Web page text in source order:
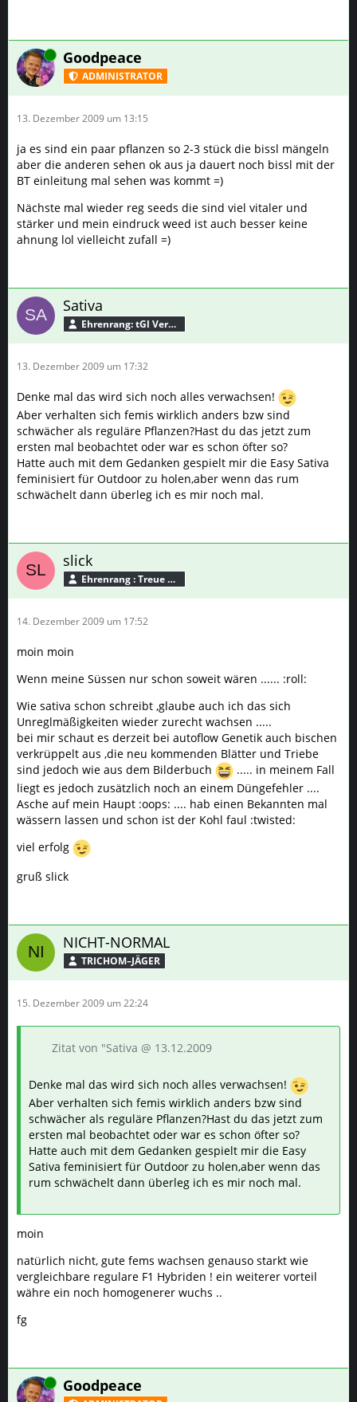
Online Goodpeace
ADMINISTRATOR
13. Dezember 2009 um 13:15
ja es sind ein paar pflanzen so 2-3 stück die bissl mängeln
aber die anderen sehen ok aus ja dauert noch bissl mit der
BT einleitung mal sehen was kommt =)
Nächste mal wieder reg seeds die sind viel vitaler und
stärker und mein eindruck weed ist auch besser keine
ahnung lol vielleicht zufall =)
Sativa
Ehrenrang: tGl Verbündeter
13. Dezember 2009 um 17:32
Denke mal das wird sich noch alles verwachsen!
Aber verhalten sich femis wirklich anders bzw sind
schwächer als reguläre Pflanzen?Hast du das jetzt zum
ersten mal beobachtet oder war es schon öfter so?
Hatte auch mit dem Gedanken gespielt mir die Easy Sativa
feminisiert für Outdoor zu holen,aber wenn das rum
schwächelt dann überleg ich es mir noch mal.
slick
Ehrenrang : Treue Seele
14. Dezember 2009 um 17:52
moin moin
Wenn meine Süssen nur schon soweit wären ...... :roll:
Wie sativa schon schreibt ,glaube auch ich das sich
Unreglmäßigkeiten wieder zurecht wachsen .....
bei mir schaut es derzeit bei autoflow Genetik auch bischen
verkrüppelt aus ,die neu kommenden Blätter und Triebe
sind jedoch wie aus dem Bilderbuch
..... in meinem Fall
liegt es jedoch zusätzlich noch an einem Düngefehler ....
Asche auf mein Haupt :oops: .... hab einen Bekannten mal
wässern lassen und schon ist der Kohl faul :twisted:
viel erfolg
gruß slick
NICHT-NORMAL
TRICHOM–JÄGER
15. Dezember 2009 um 22:24
Zitat von "Sativa @ 13.12.2009
Denke mal das wird sich noch alles verwachsen!
Aber verhalten sich femis wirklich anders bzw sind
schwächer als reguläre Pflanzen?Hast du das jetzt zum
ersten mal beobachtet oder war es schon öfter so?
Hatte auch mit dem Gedanken gespielt mir die Easy
Sativa feminisiert für Outdoor zu holen,aber wenn das
rum schwächelt dann überleg ich es mir noch mal.
moin
natürlich nicht, gute fems wachsen genauso starkt wie
vergleichbare regulare F1 Hybriden ! ein weiterer vorteil
währe ein noch homogenerer wuchs ..
fg
Online Goodpeace